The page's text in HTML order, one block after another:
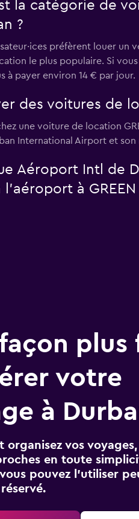
la catégorie de
?
préfèrent louer un
le plus populaire. Si
à payer environ 14 € par jour.
des voitures de
une voiture de location
International Airport et son
Aéroport Intl de
à GREEN
plus
votre
à
organisez vos
en toute
pouvez l’utiliser